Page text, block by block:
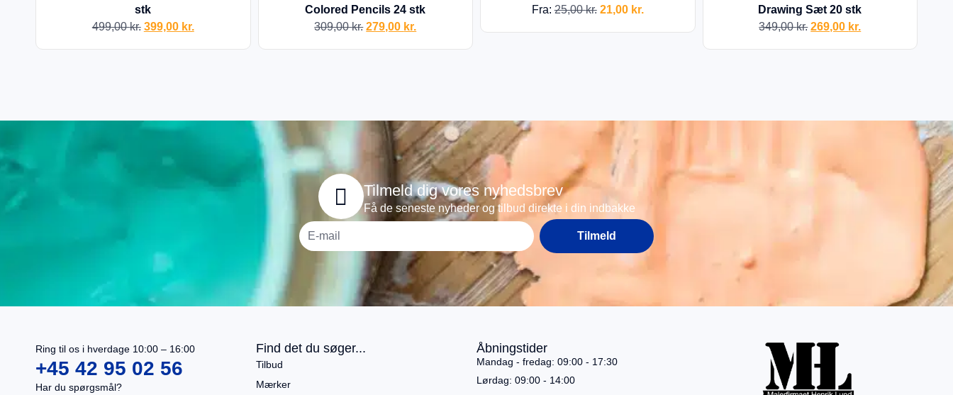
0,00 kr.
kr. mere for gratis fragt
Se kurv
stk
499,00kr. 399,00 kr.
Colored Pencils 24 stk
309,00kr. 279,00 kr.
Fra:25,00kr. 21,00 kr.
Drawing Sæt 20 stk
349,00kr. 269,00 kr.
Tilmeld dig vores nyhedsbrev
Få de seneste nyheder og tilbud direkte i din indbakke
Tilmeld
Ring til os i hverdage 10:00 – 16:00
+45 42 95 02 56
Har du spørgsmål?
Find det du søger...
Tilbud
Mærker
Åbningstider
Mandag - fredag: 09:00 - 17:30
Lørdag: 09:00 - 14:00